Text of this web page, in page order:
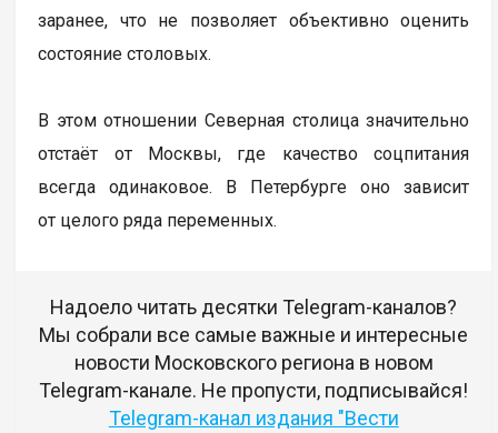
заранее, что не позволяет объективно оценить
состояние столовых.
В этом отношении Северная столица значительно
отстаёт от Москвы, где качество соцпитания
всегда одинаковое. В Петербурге оно зависит
от целого ряда переменных.
Надоело читать десятки Telegram-каналов?
Мы собрали все самые важные и интересные
новости Московского региона в новом
Telegram-канале. Не пропусти, подписывайся!
Telegram-канал издания "Вести